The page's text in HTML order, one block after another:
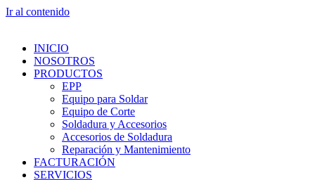
Ir al contenido
INICIO
NOSOTROS
PRODUCTOS
EPP
Equipo para Soldar
Equipo de Corte
Soldadura y Accesorios
Accesorios de Soldadura
Reparación y Mantenimiento
FACTURACIÓN
SERVICIOS